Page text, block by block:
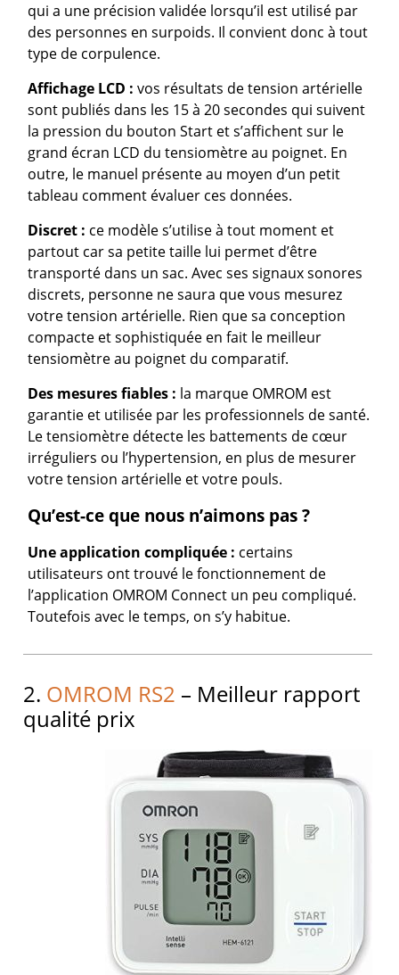
qui a une précision validée lorsqu’il est utilisé par
des personnes en surpoids. Il convient donc à tout
type de corpulence.
Affichage LCD : vos résultats de tension artérielle
sont publiés dans les 15 à 20 secondes qui suivent
la pression du bouton Start et s’affichent sur le
grand écran LCD du tensiomètre au poignet. En
outre, le manuel présente au moyen d’un petit
tableau comment évaluer ces données.
Discret : ce modèle s’utilise à tout moment et
partout car sa petite taille lui permet d’être
transporté dans un sac. Avec ses signaux sonores
discrets, personne ne saura que vous mesurez
votre tension artérielle. Rien que sa conception
compacte et sophistiquée en fait le meilleur
tensiomètre au poignet du comparatif.
Des mesures fiables : la marque OMROM est
garantie et utilisée par les professionnels de santé.
Le tensiomètre détecte les battements de cœur
irréguliers ou l’hypertension, en plus de mesurer
votre tension artérielle et votre pouls.
Qu’est-ce que nous n’aimons pas ?
Une application compliquée : certains
utilisateurs ont trouvé le fonctionnement de
l’application OMROM Connect un peu compliqué.
Toutefois avec le temps, on s’y habitue.
2. OMROM RS2 – Meilleur rapport
qualité prix